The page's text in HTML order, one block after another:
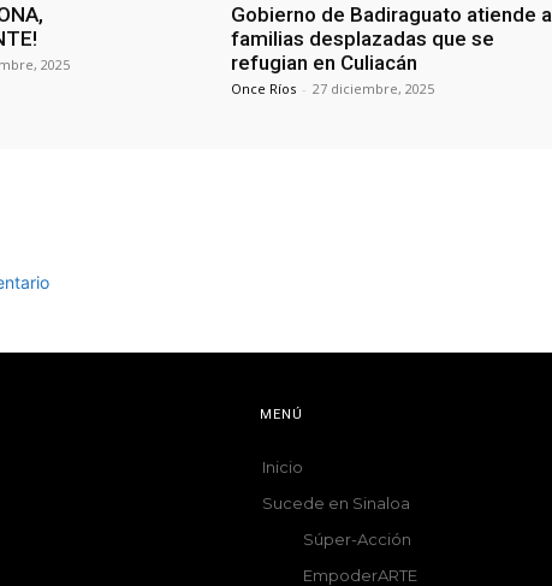
2025
Gobierno de Badiraguato atiende a
familias desplazadas que se
refugian en Culiacán
Once Ríos - 27 diciembre, 2025
MENÚ
Inicio
Sucede en Sinaloa
Súper-Acción
EmpoderARTE